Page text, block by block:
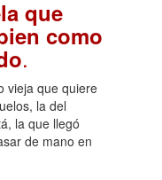
que
como
.
vieja que quiere
la del
la que llegó
de mano en